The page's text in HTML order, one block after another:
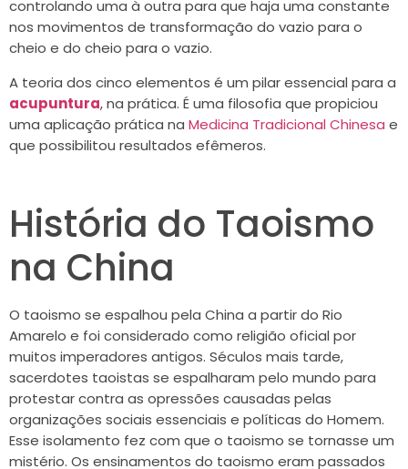
controlando uma à outra para que haja uma constante
nos movimentos de transformação do vazio para o
cheio e do cheio para o vazio.
A teoria dos cinco elementos é um pilar essencial para a
acupuntura, na prática. É uma filosofia que propiciou
uma aplicação prática na Medicina Tradicional Chinesa e
que possibilitou resultados efêmeros.
História do Taoismo
na China
O taoismo se espalhou pela China a partir do Rio
Amarelo e foi considerado como religião oficial por
muitos imperadores antigos. Séculos mais tarde,
sacerdotes taoistas se espalharam pelo mundo para
protestar contra as opressões causadas pelas
organizações sociais essenciais e políticas do Homem.
Esse isolamento fez com que o taoismo se tornasse um
mistério. Os ensinamentos do taoismo eram passados